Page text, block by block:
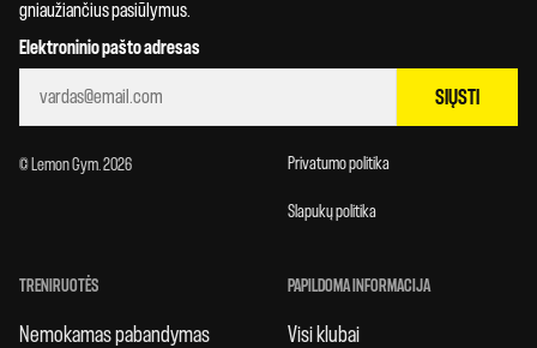
gniaužiančius pasiūlymus.
Elektroninio pašto adresas
SIŲSTI
© Lemon Gym. 2026 Privatumo politika
Slapukų politika
TRENIRUOTĖS
Nemokamas pabandymas
PAPILDOMA INFORMACIJA
Visi klubai